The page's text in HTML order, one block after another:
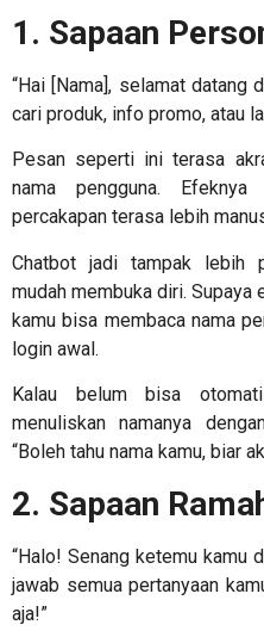
1. Sapaan
“Hai [Nama], selamat datang
cari produk, info promo, atau
Pesan seperti ini terasa
nama pengguna.
percakapan terasa lebih
Chatbot jadi tampak lebih
mudah membuka diri.
kamu bisa membaca nama
login awal.
Kalau belum bisa
menuliskan namanya
“Boleh tahu nama kamu, biar
2. Sapaan
“Halo! Senang ketemu kamu
jawab semua pertanyaan
aja!”